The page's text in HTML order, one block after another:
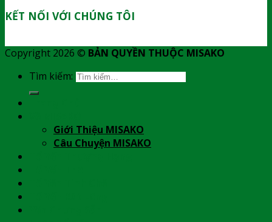
KẾT NỐI VỚI CHÚNG TÔI
Copyright 2026 © BẢN QUYỀN THUỘC MISAKO
Tìm kiếm:
Giới Thiệu MISAKO
Câu Chuyện MISAKO